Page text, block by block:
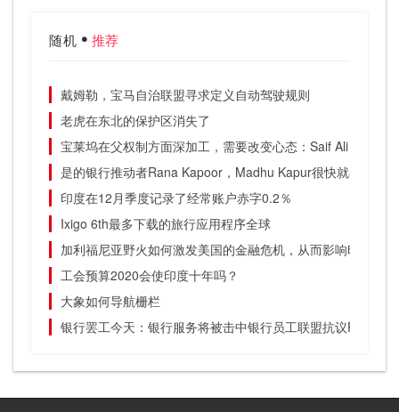
随机 推荐
戴姆勒，宝马自治联盟寻求定义自动驾驶规则
老虎在东北的保护区消失了
宝莱坞在父权制方面深加工，需要改变心态：Saif Ali Khan.
是的银行推动者Rana Kapoor，Madhu Kapur很快就罢工和
印度在12月季度记录了经常账户赤字0.2％
Ixigo 6th最多下载的旅行应用程序全球
加利福尼亚野火如何激发美国的金融危机，从而影响印度
工会预算2020会使印度十年吗？
大象如何导航栅栏
银行罢工今天：银行服务将被击中银行员工联盟抗议PSU的